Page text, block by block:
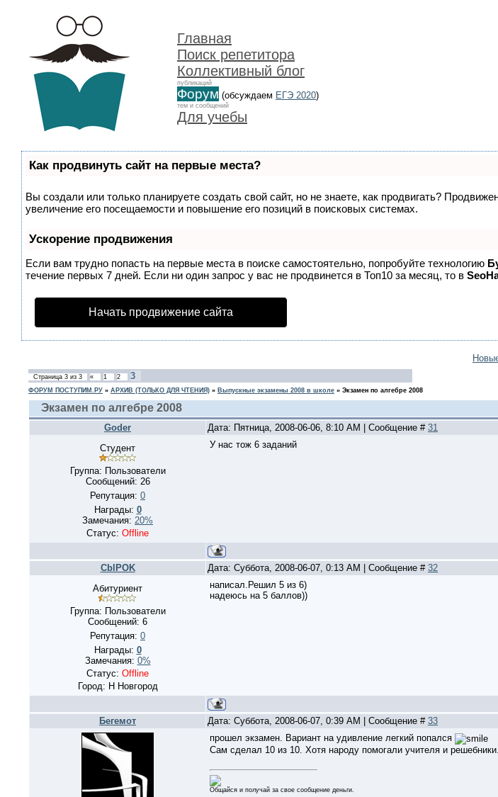
Главная
Поиск репетитора
Коллективный блог
публикаций
Форум (обсуждаем ЕГЭ 2020)
тем и сообщений
Для учебы
Как продвинуть сайт на первые места?
Вы создали или только планируете создать свой сайт, но не знаете, как продвигать?
увеличение его посещаемости и повышение его позиций в поисковых системах.
Ускорение продвижения
Если вам трудно попасть на первые места в поиске самостоятельно, попробуйте технологию
течение первых 7 дней. Если ни один запрос у вас не продвинется в Топ10 за месяц, то в
Начать продвижение сайта
Страница 3 из 3 « 1 2 3
ФОРУМ ПОСТУПИМ.РУ » АРХИВ (ТОЛЬКО ДЛЯ ЧТЕНИЯ) » Выпускные экзамены 2008 в школе » Экзамен по алгебре 2008
Экзамен по алгебре 2008
Goder Дата: Пятница, 2008-06-06, 8:10 AM | Сообщение # 31
Студент
Группа: Пользователи
Сообщений: 26
Репутация: 0
Награды: 0
Замечания: 20%
Статус: Offline
У нас тож 6 заданий
CblPOK Дата: Суббота, 2008-06-07, 0:13 AM | Сообщение # 32
Абитуриент
Группа: Пользователи
Сообщений: 6
Репутация: 0
Награды: 0
Замечания: 0%
Статус: Offline
Город: Н Новгород
написал.Решил 5 из 6)
надеюсь на 5 баллов))
Бегемот Дата: Суббота, 2008-06-07, 0:39 AM | Сообщение # 33
прошел экзамен. Вариант на удивление легкий попался
Сам сделал 10 из 10. Хотя народу помогали учителя и решебники.
Общайся и получай за свое сообщение деньги.